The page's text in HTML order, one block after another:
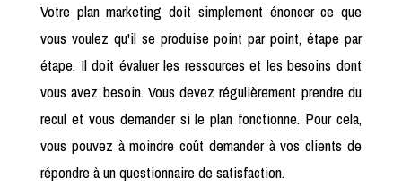
Votre plan marketing doit simplement énoncer ce que
vous voulez qu'il se produise point par point, étape par
étape. Il doit évaluer les ressources et les besoins dont
vous avez besoin. Vous devez régulièrement prendre du
recul et vous demander si le plan fonctionne. Pour cela,
vous pouvez à moindre coût demander à vos clients de
répondre à un questionnaire de satisfaction.